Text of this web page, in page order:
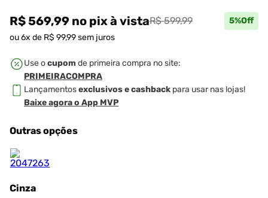
R$ 569,99 no pixà vistaR$ 599,99 5%Off
ou6x de R$ 99,99sem juros
Use ocupom de primeira compra no site:
PRIMEIRACOMPRA
Lançamentosexclusivos e cashback para usar nas lojas!
Baixe agora o App MVP
Outras opções
Cinza